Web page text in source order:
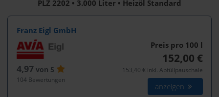
PLZ 2202 • 3.000 Liter • Heizöl Standard
Franz Eigl GmbH
4,97von 5
104 Bewertungen
Preis pro 100 l
152,00 €
153,40 € inkl. Abfüllpauschale
anzeigen